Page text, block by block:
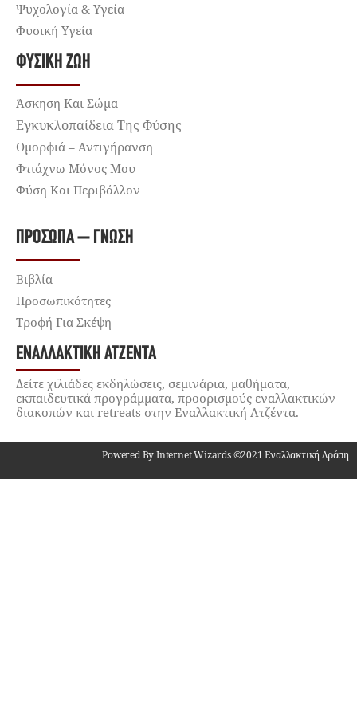
Ψυχολογία & Υγεία
Φυσική Υγεία
ΦΥΣΙΚΉ ΖΩΉ
Άσκηση Και Σώμα
Εγκυκλοπαίδεια Της Φύσης
Ομορφιά – Αντιγήρανση
Φτιάχνω Μόνος Μου
Φύση Και Περιβάλλον
ΠΡΌΣΩΠΑ – ΓΝΏΣΗ
Βιβλία
Προσωπικότητες
Τροφή Για Σκέψη
ΕΝΑΛΛΑΚΤΙΚΉ ΑΤΖΈΝΤΑ
Δείτε χιλιάδες εκδηλώσεις, σεμινάρια, μαθήματα,
εκπαιδευτικά προγράμματα, προορισμούς εναλλακτικών
διακοπών και retreats στην Εναλλακτική Ατζέντα.
Powered By Internet Wizards ©2021 Εναλλακτική Δράση